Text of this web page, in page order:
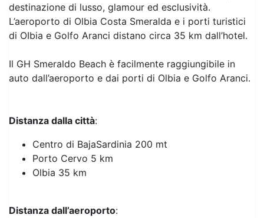
Previous
destinazione di lusso, glamour ed esclusività.
L’aeroporto di Olbia Costa Smeralda e i porti turistici
di OIbia e Golfo Aranci distano circa 35 km dall’hotel.
Il GH Smeraldo Beach è facilmente raggiungibile in
auto dall’aeroporto e dai porti di Olbia e Golfo Aranci.
Distanza dalla città:
Centro di BajaSardinia 200 mt
Porto Cervo 5 km
Olbia 35 km
Distanza dall’aeroporto: